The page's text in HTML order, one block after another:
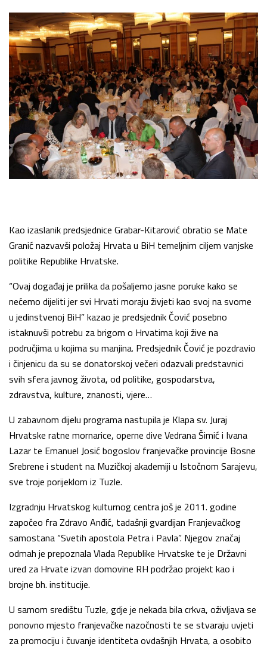
Kao izaslanik predsjednice Grabar-Kitarović obratio se Mate
Granić nazvavši položaj Hrvata u BiH temeljnim ciljem vanjske
politike Republike Hrvatske.
“Ovaj događaj je prilika da pošaljemo jasne poruke kako se
nećemo dijeliti jer svi Hrvati moraju živjeti kao svoj na svome
u jedinstvenoj BiH” kazao je predsjednik Čović posebno
istaknuvši potrebu za brigom o Hrvatima koji žive na
područjima u kojima su manjina. Predsjednik Čović je pozdravio
i činjenicu da su se donatorskoj večeri odazvali predstavnici
svih sfera javnog života, od politike, gospodarstva,
zdravstva, kulture, znanosti, vjere…
U zabavnom dijelu programa nastupila je Klapa sv. Juraj
Hrvatske ratne mornarice, operne dive Vedrana Šimić i Ivana
Lazar te Emanuel Josić bogoslov franjevačke provincije Bosne
Srebrene i student na Muzičkoj akademiji u Istočnom Sarajevu,
sve troje porijeklom iz Tuzle.
Izgradnju Hrvatskog kulturnog centra još je 2011. godine
započeo fra Zdravo Anđić, tadašnji gvardijan Franjevačkog
samostana “Svetih apostola Petra i Pavla”. Njegov značaj
odmah je prepoznala Vlada Republike Hrvatske te je Državni
ured za Hrvate izvan domovine RH podržao projekt kao i
brojne bh. institucije.
U samom središtu Tuzle, gdje je nekada bila crkva, oživljava se
ponovno mjesto franjevačke nazočnosti te se stvaraju uvjeti
za promociju i čuvanje identiteta ovdašnjih Hrvata, a osobito